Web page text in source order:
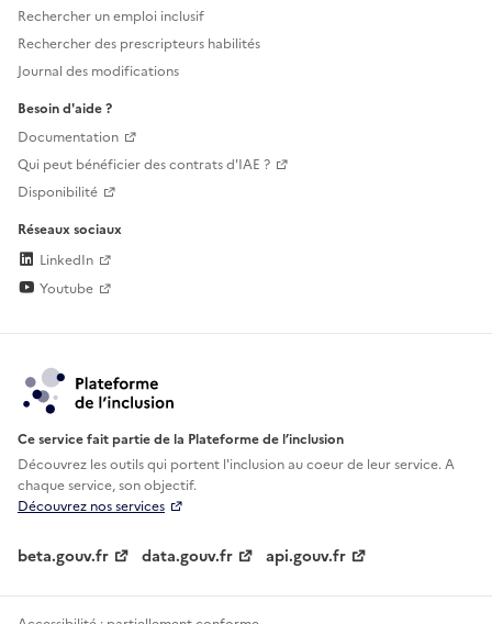
Rechercher un emploi inclusif
Rechercher des prescripteurs habilités
Journal des modifications
Besoin d'aide ?
Documentation
Qui peut bénéficier des contrats d'IAE ?
Disponibilité
Réseaux sociaux
LinkedIn
Youtube
Ce service fait partie de la Plateforme de l’inclusion
Découvrez les outils qui portent l'inclusion aucoeur de leur service. A
chaque service, son objectif.
Découvrez nos services
beta.gouv.fr data.gouv.fr api.gouv.fr